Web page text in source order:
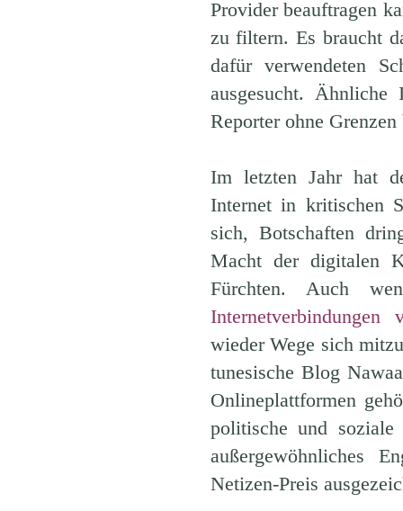
Provider beauftragen
zu filtern. Es braucht
dafür verwendeten
ausgesucht.
Reporter ohne
Im letzten Jahr hat
Internet in kritischen
sich, Botschaften
Macht der digitalen
Fürchten. Auch
Internetverbindungen
wieder Wege sich
tunesische Blog
Onlineplattformen
politische und
außergewöhnliches
Netizen-Preis